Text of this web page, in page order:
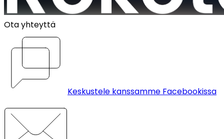
Ota yhteyttä
Keskustele kanssamme Facebookissa